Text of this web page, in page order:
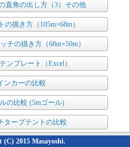
直角の出し方（3）その他
の描き方（105m×68m）
チの描き方（68m×50m）
ンプレート（Excel）
ンカーの比較
の比較 (5mゴール)
タープテントの比較
(C) 2015 Masayoshi.